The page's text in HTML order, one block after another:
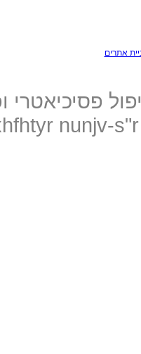
אתרים
פסיכיאטרי
nunjv-